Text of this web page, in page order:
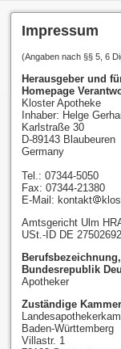
Impressum
(Angaben nach §§ 5, 6
Herausgeber und
Homepage
Kloster Apotheke
Inhaber: Helge
Karlstraße 30
D-89143 Blaubeuren
Germany
Tel.: 07344-5050
Fax: 07344-21380
E-Mail: kontakt
Amtsgericht Ulm
USt.-ID DE
Bundesrepublik
Apotheker
Zuständige Kammer
Baden-Württemberg
Villastr. 1